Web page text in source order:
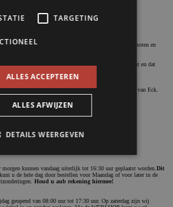
GEZOCHT
ons WINKEL Team kan versterken?
maar je belangrijkste taak is om onze producten te promoten en
of helemaal geen werk- of winkelervaring?
je maar energiek, gemotiveerd en klantvriendelijk bent en dat
de WINKEL VACATURE en richt je mail aan Joris van Eck.
Nieuw Oost Indië 225 2593BP DEN HAAG
kunnen vandaag uiterlijk tot 16:30 uur geplaatst worden. Dit
kunt u de hele dag door bestellen voor Maandag of voor later in de
Houd u aub rekening hiermee!
geopend van 08:00 uur tot 17:30 uur. Op zaterdag zijn wij
TARGETING
ALLES ACCEPTEREN
ALLES AFWIJZEN
DETAILS WEERGEVEN
Prestatie
Targeting